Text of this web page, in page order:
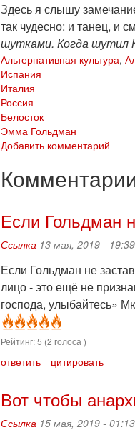
Здесь я слышу
так чудесно: и танец, и
шутками. Когда шутил
Альтернативная культура,
Испания
Италия
Россия
Белосток
Эмма Гольдман
Добавить комментарий
Если Гольдман
Ссылка 13 мая, 2019 -
Если Гольдман не
лицо - это ещё не
господа, улыбайтесь»
Рейтинг:5 (2 голоса )
ответить цитировать
Вот чтобы
Ссылка 15 мая, 2019 -